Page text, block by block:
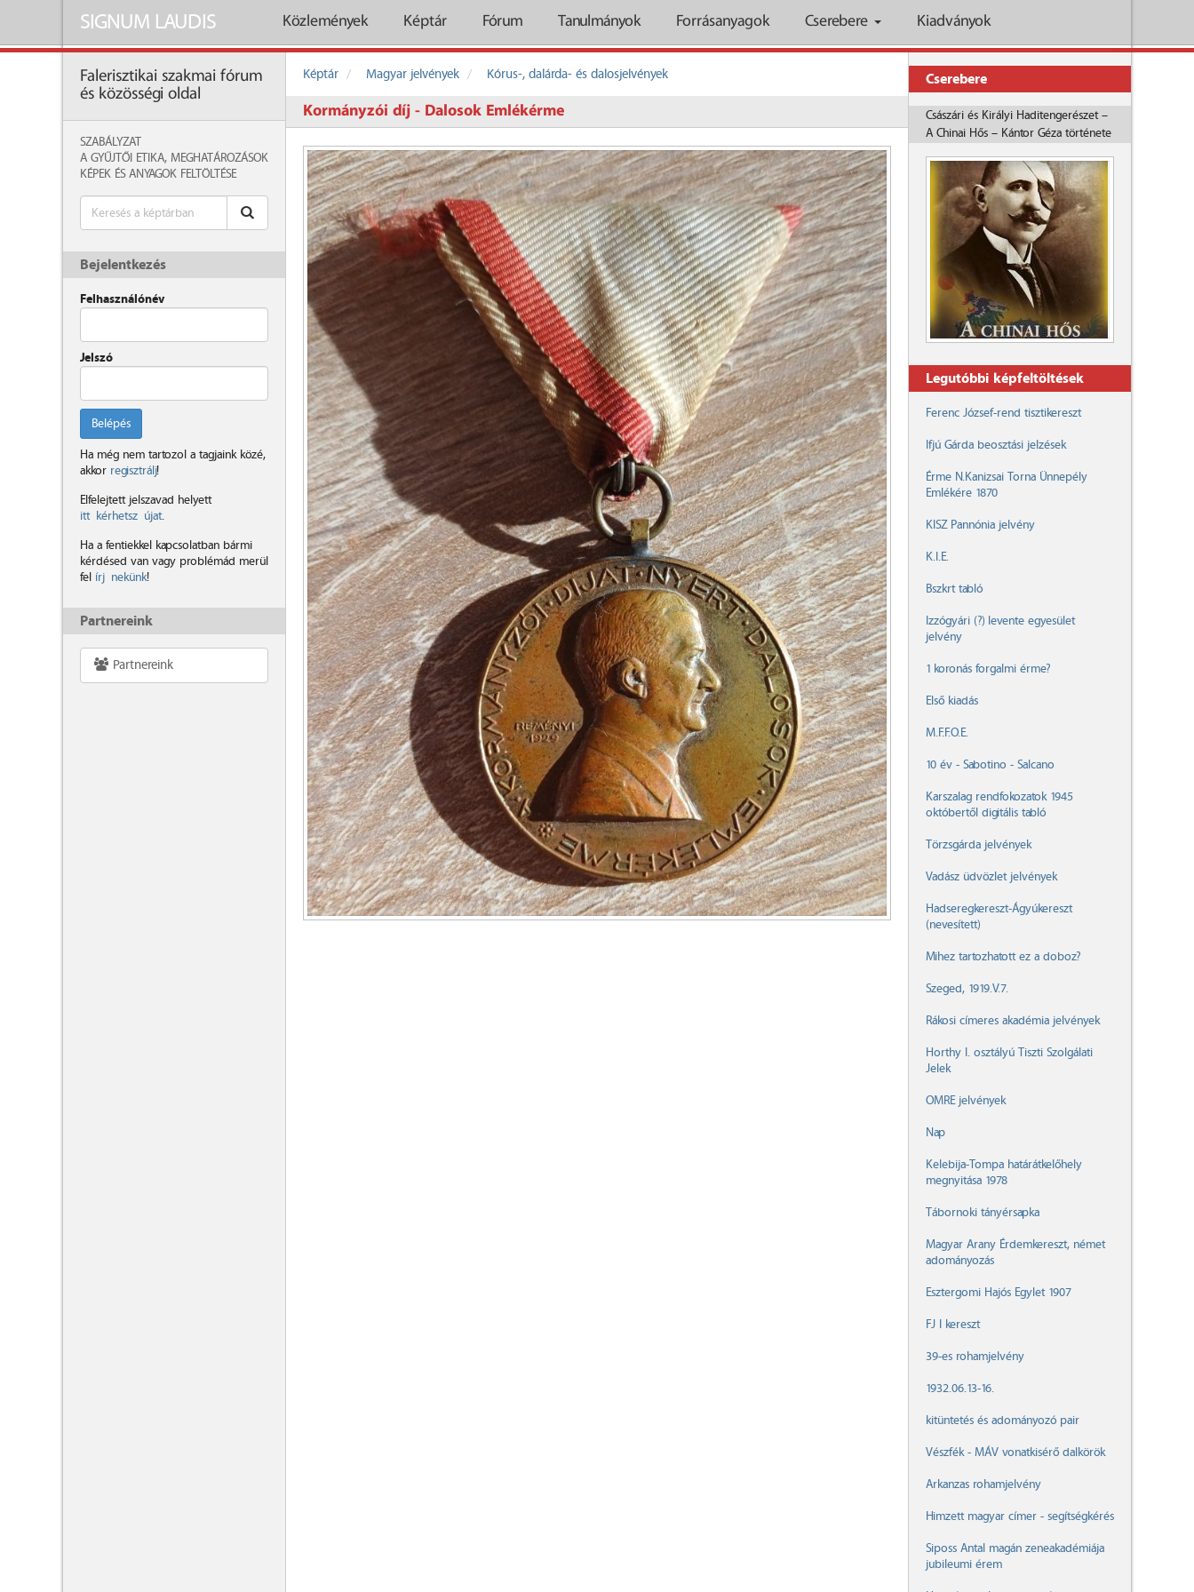
SIGNUM LAUDIS Közlemények Képtár Fórum Tanulmányok Forrásanyagok Cserebere Kiadványok
Falerisztikai szakmai fórum
és közösségi oldal
SZABÁLYZAT
A GYŰJTŐI ETIKA, MEGHATÁROZÁSOK
KÉPEK ÉS ANYAGOK FELTÖLTÉSE
Bejelentkezés
Felhasználónév
Jelszó
Belépés
Ha még nem tartozol a tagjaink közé,
akkor regisztrálj!
Elfelejtett jelszavad helyett
itt kérhetsz újat.
Ha a fentiekkel kapcsolatban bármi
kérdésed van vagy problémád merül
fel írj nekünk!
Partnereink
Partnereink
Képtár Magyar jelvények Kórus-, dalárda- és dalosjelvények
Kormányzói díj - Dalosok Emlékérme
Cserebere
Császári és Királyi Haditengerészet –
A Chinai Hős – Kántor Géza története
Legutóbbi képfeltöltések
Ferenc József-rend tisztikereszt
Ifjú Gárda beosztási jelzések
Érme N.Kanizsai Torna Ünnepély
Emlékére 1870
KISZ Pannónia jelvény
K.I.E.
Bszkrt tabló
Izzógyári (?) levente egyesület
jelvény
1 koronás forgalmi érme?
Első kiadás
M.F.F.O.E.
10 év - Sabotino - Salcano
Karszalag rendfokozatok 1945
októbertől digitális tabló
Törzsgárda jelvények
Vadász üdvözlet jelvények
Hadseregkereszt-Ágyúkereszt
(nevesített)
Mihez tartozhatott ez a doboz?
Szeged, 1919.V.7.
Rákosi címeres akadémia jelvények
Horthy I. osztályú Tiszti Szolgálati
Jelek
OMRE jelvények
Nap
Kelebija-Tompa határátkelőhely
megnyitása 1978
Tábornoki tányérsapka
Magyar Arany Érdemkereszt, német
adományozás
Esztergomi Hajós Egylet 1907
FJ I kereszt
39-es rohamjelvény
1932.06.13-16.
kitüntetés és adományozó pair
Vészfék - MÁV vonatkisérő dalkörök
Arkanzas rohamjelvény
Himzett magyar címer - segítségkérés
Siposs Antal magán zeneakadémiája
jubileumi érem